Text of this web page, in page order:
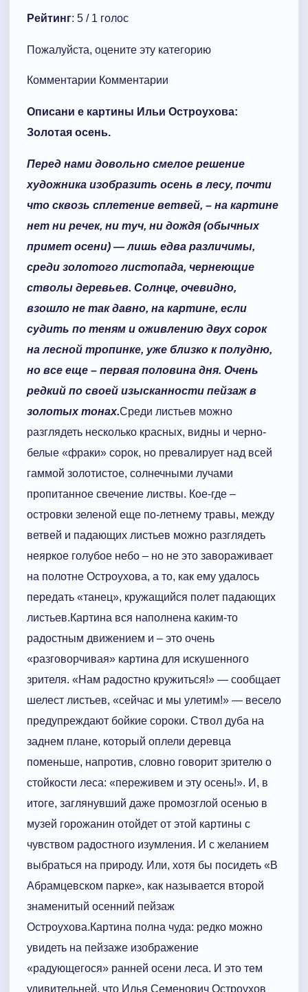
Рейтинг: 5 / 1 голос
Пожалуйста, оцените эту категорию
Комментарии Комментарии
Описани е картины Ильи Остроухова:
Золотая осень.
Перед нами довольно смелое решение
художника изобразить осень в лесу, почти
что сквозь сплетение ветвей, – на картине
нет ни речек, ни туч, ни дождя (обычных
примет осени) — лишь едва различимы,
среди золотого листопада, чернеющие
стволы деревьев. Солнце, очевидно,
взошло не так давно, на картине, если
судить по теням и оживлению двух сорок
на лесной тропинке, уже близко к полудню,
но все еще – первая половина дня. Очень
редкий по своей изысканности пейзаж в
золотых тонах.Среди листьев можно
разглядеть несколько красных, видны и черно-
белые «фраки» сорок, но превалирует над всей
гаммой золотистое, солнечными лучами
пропитанное свечение листвы. Кое-где –
островки зеленой еще по-летнему травы, между
ветвей и падающих листьев можно разглядеть
неяркое голубое небо – но не это завораживает
на полотне Остроухова, а то, как ему удалось
передать «танец», кружащийся полет падающих
листьев.Картина вся наполнена каким-то
радостным движением и – это очень
«разговорчивая» картина для искушенного
зрителя. «Нам радостно кружиться!» — сообщает
шелест листьев, «сейчас и мы улетим!» — весело
предупреждают бойкие сороки. Ствол дуба на
заднем плане, который оплели деревца
поменьше, напротив, словно говорит зрителю о
стойкости леса: «переживем и эту осень!». И, в
итоге, заглянувший даже промозглой осенью в
музей горожанин отойдет от этой картины с
чувством радостного изумления. И с желанием
выбраться на природу. Или, хотя бы посидеть «В
Абрамцевском парке», как называется второй
знаменитый осенний пейзаж
Остроухова.Картина полна чуда: редко можно
увидеть на пейзаже изображение
«радующегося» ранней осени леса. И это тем
удивительней, что Илья Семенович Остроухов